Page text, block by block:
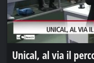
Unical, al via il